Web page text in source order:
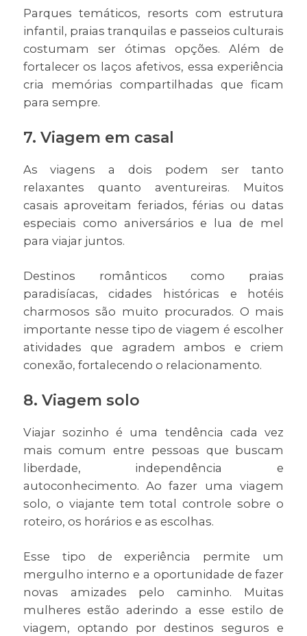
Parques temáticos, resorts com estrutura
infantil, praias tranquilas e passeios culturais
costumam ser ótimas opções. Além de
fortalecer os laços afetivos, essa experiência
cria memórias compartilhadas que ficam
para sempre.
7. Viagem em casal
As viagens a dois podem ser tanto
relaxantes quanto aventureiras. Muitos
casais aproveitam feriados, férias ou datas
especiais como aniversários e lua de mel
para viajar juntos.
Destinos românticos como praias
paradisíacas, cidades históricas e hotéis
charmosos são muito procurados. O mais
importante nesse tipo de viagem é escolher
atividades que agradem ambos e criem
conexão, fortalecendo o relacionamento.
8. Viagem solo
Viajar sozinho é uma tendência cada vez
mais comum entre pessoas que buscam
liberdade, independência e
autoconhecimento. Ao fazer uma viagem
solo, o viajante tem total controle sobre o
roteiro, os horários e as escolhas.
Esse tipo de experiência permite um
mergulho interno e a oportunidade de fazer
novas amizades pelo caminho. Muitas
mulheres estão aderindo a esse estilo de
viagem, optando por destinos seguros e